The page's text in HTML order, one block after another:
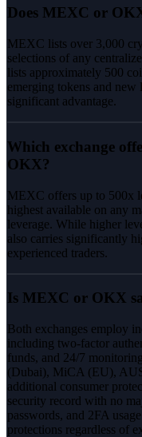
Does MEXC or
MEXC lists over 3,000
selections of any
lists approximately 500
emerging tokens and
significant advantage.
Which exchange
OKX?
MEXC offers up to 500x
highest available on any
leverage. While higher
also carries significantly
experienced traders.
Is MEXC or OKX
Both exchanges employ
including two-factor
funds, and 24/7
(Dubai), MiCA (EU),
additional consumer
security record with no
passwords, and 2FA
protections regardless of